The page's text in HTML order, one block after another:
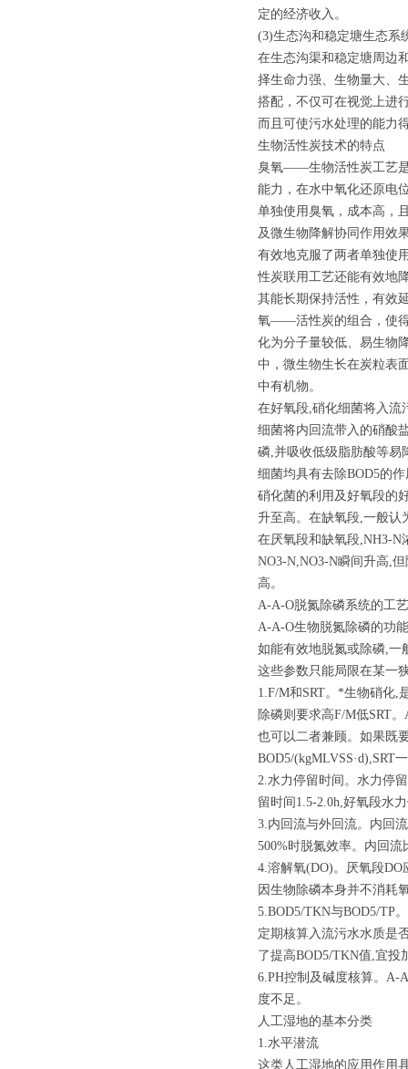
定的经济收入。
(3)生态沟和稳定塘生态系
在生态沟渠和稳定塘周边
择生命力强、生物量大、
搭配，不仅可在视觉上进
而且可使污水处理的能力
生物活性炭技术的特点
臭氧——生物活性炭工艺是
能力，在水中氧化还原电
单独使用臭氧，成本高，
及微生物降解协同作用效
有效地克服了两者单独使
性炭联用工艺还能有效地
其能长期保持活性，有效
氧——活性炭的组合，使得
化为分子量较低、易生物
中，微生物生长在炭粒表
中有机物。
在好氧段,硝化细菌将入流
细菌将内回流带入的硝酸
磷,并吸收低级脂肪酸等易
细菌均具有去除BOD5的
硝化菌的利用及好氧段的
升至高。在缺氧段,一般认
在厌氧段和缺氧段,NH3-N
NO3-N,NO3-N瞬间升高,
高。
A-A-O脱氮除磷系统的工
A-A-O生物脱氮除磷的功
如能有效地脱氮或除磷,一
这些参数只能局限在某一
1.F/M和SRT。*生物硝化,
除磷则要求高F/M低SRT
也可以二者兼顾。如果既
BOD5/(kgMLVSS·d),SRT
2.水力停留时间。水力停
留时间1.5-2.0h,好氧段水
3.内回流与外回流。内回
500%时脱氮效率。内回
4.溶解氧(DO)。厌氧段
因生物除磷本身并不消耗
5.BOD5/TKN与BOD5/TP
定期核算入流污水水质是
了提高BOD5/TKN值,宜投
6.PH控制及碱度核算。A-
度不足。
人工湿地的基本分类
1.水平潜流
这类人工湿地的应用作用